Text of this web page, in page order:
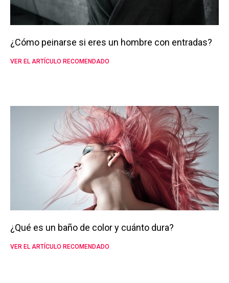
¿Cómo peinarse si eres un hombre con entradas?
VER EL ARTÍCULO RECOMENDADO
¿Qué es un baño de color y cuánto dura?
VER EL ARTÍCULO RECOMENDADO